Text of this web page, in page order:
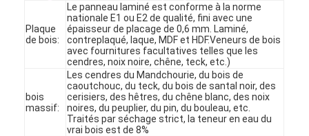
Plaque
de bois:
Le panneau laminé est conforme à la norme
nationale E1 ou E2 de qualité, fini avec une
épaisseur de placage de 0,6 mm. Laminé,
contreplaqué, laque, MDF et HDF.Veneurs de bois
avec fournitures facultatives telles que les
cendres, noix noire, chêne, teck, etc.)
bois
massif:
Les cendres du Mandchourie, du bois de
caoutchouc, du teck, du bois de santal noir, des
cerisiers, des hêtres, du chêne blanc, des noix
noires, du peuplier, du pin, du bouleau, etc.
Traités par séchage strict, la teneur en eau du
vrai bois est de 8%